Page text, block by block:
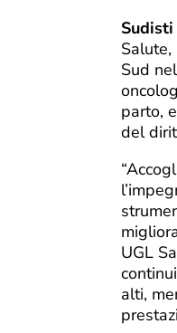
Sud
parto,
del
UGL
alti,